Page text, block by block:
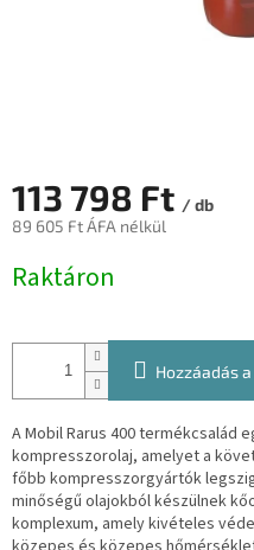
113 798 Ft / db
89 605 Ft ÁFA nélkül
Raktáron
Hozzáadás
A Mobil Rarus 400 termékcsalád
kompresszorolaj, amelyet a
főbb kompresszorgyártók
minőségű olajokból készülnek
komplexum, amely kivételes